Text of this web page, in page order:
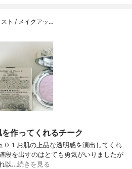
ト / メイクアッ…
作ってくれるチーク
０１お肌の上品な透明感を演出してくれ
段を出すのはとても勇気がいりましたが
以…続きを見る